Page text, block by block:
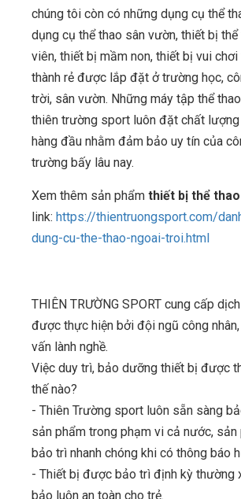
chúng tôi còn có những dụng cụ thể
dụng cụ thể thao sân vườn, thiết bị
viên, thiết bị mầm non, thiết bị vui
thành rẻ được lắp đặt ở trường học,
trời, sân vườn. Những máy tập thể
thiên trường sport luôn đặt chất
hàng đầu nhằm đảm bảo uy tín của
trường bấy lâu nay.
Xem thêm sản phẩm thiết bị thể
link: https://thientruongsport.com/
dung-cu-the-thao-ngoai-troi.html
THIÊN TRƯỜNG SPORT cung cấp
được thực hiện bởi đội ngũ công
vấn lành nghề.
Việc duy trì, bảo dưỡng thiết bị được
thế nào?
- Thiên Trường sport luôn sẵn sàng
sản phẩm trong phạm vi cả nước,
bảo trì nhanh chóng khi có thông báo
- Thiết bị được bảo trì định kỳ thường
bảo luôn an toàn cho trẻ.